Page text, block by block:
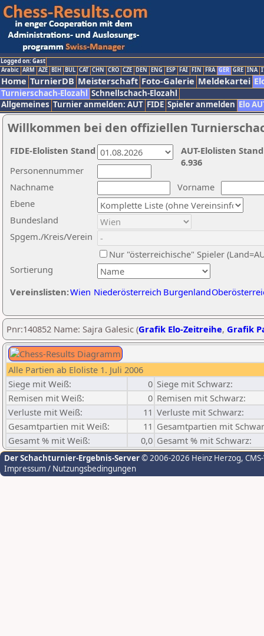
Logged on: Gast
Arabic ARM AZE BIH BUL CAT CHN CRO CZE DEN ENG ESP FAI FIN FRA GER GRE INA
Home TurnierDB Meisterschaft Foto-Galerie Meldekartei
Turnierschach-Elozahl Schnellschach-Elozahl
Allgemeines Turnier anmelden: AUT FIDE Spieler anmelden Elo
Willkommen bei den offiziellen
Nachname
Vorname
Ebene
Sortierung
Personennummer
Bundesland
Spgem./Kreis/Verein
Nur "österreichische" Spieler
Vereinslisten:Wien Niederösterreich Burgenland
AUT-Elolisten
6.936
FIDE-Elolisten Stand
Pnr:140852 Name: Sajra Galesic (Grafik Elo-Zeitreihe, Grafik
Alle Partien ab Eloliste 1. Juli 2006
Siege mit Weiß:
0 Siege mit Schwarz:
Remisen mit Weiß:
0 Remisen mit Schwarz:
Verluste mit Weiß:
11 Verluste mit Schwarz:
Gesamtpartien mit Weiß:
11 Gesamtpartien mit
Gesamt % mit Weiß:
0,0 Gesamt % mit Schwarz:
Der Schachturnier-Ergebnis-Server© 2006-2026 Heinz Herzog,
Impressum / Nutzungsbedingungen